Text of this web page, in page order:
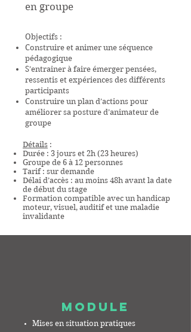
en groupe
Objectifs :
Construire et animer une séquence
pédagogique
S’entrainer à faire émerger pensées,
ressentis et expériences des différents
participants
Construire un plan d’actions pour
améliorer sa posture d’animateur de
groupe
Détails :
Durée : 3 jours et 2h (23 heures)
Groupe de 6 à 12 personnes
Tarif : sur demande​
Délai d’accès : au moins 48h avant la date
de début du stage
Formation compatible avec un handicap
moteur, visuel, auditif et une maladie
invalidante
MODULE
Mises en situation pratiques